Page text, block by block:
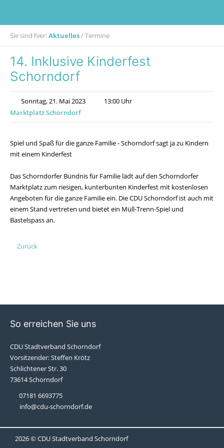
Sie sind hier:Aktuelles/Termine
14. Inklusive Kinderfest
Schorndorf
Sonntag, 21. Mai 2023
13:00 Uhr
Marktplatz Schorndorf
Spiel und Spaß für die ganze Familie - Schorndorf sagt ja zu Kindern
mit einem Kinderfest
Das Schorndorfer Bündnis für Familie lädt auf den Schorndorfer
Marktplatz zum riesigen, kunterbunten Kinderfest mit kostenlosen
Angeboten für die ganze Familie ein. Die CDU Schorndorf ist auch mit
einem Stand vertreten und bietet ein Müll-Trenn-Spiel und
Bastelspass an.
Zurück
So erreichen Sie uns
CDU Stadtverband Schorndorf
Vorsitzender: Steffen Krötz
Schlichtener Str. 30
73614 Schorndorf
07181 6693775
info@cdu-schorndorf.de
2026 © CDU Stadtverband Schorndorf